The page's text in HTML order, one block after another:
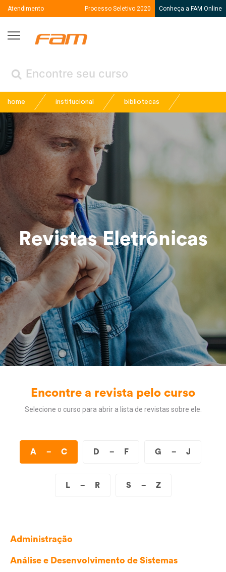
Atendimento Processo Seletivo 2020 Conheça a FAM Online
Fam
home institucional bibliotecas
Revistas Eletrônicas
Encontre a revista pelo curso
Selecione o curso para abrir a lista de revistas sobre ele.
A − C D − F G − J
L − R S − Z
Administração
Análise e Desenvolvimento de Sistemas